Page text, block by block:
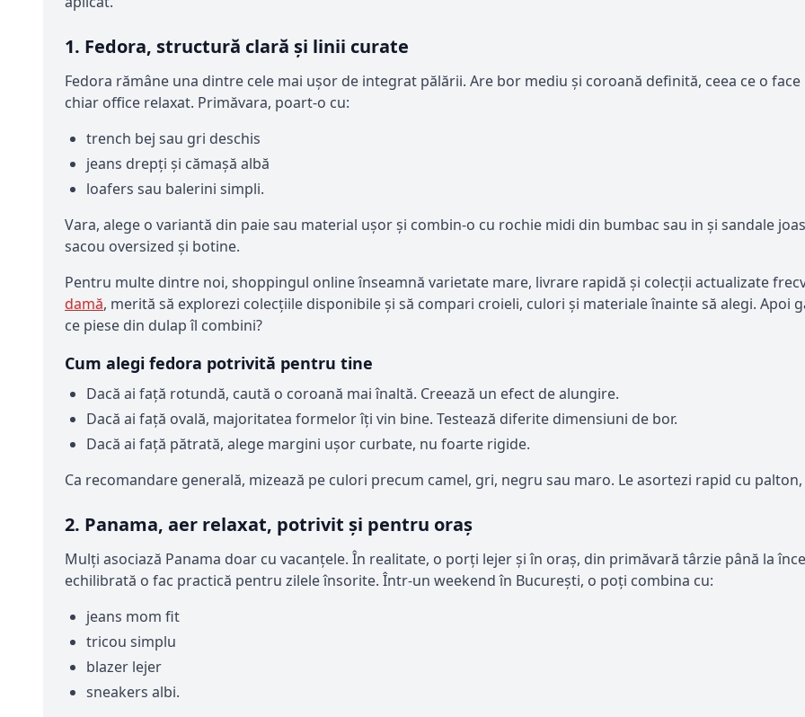
1. Fedora, structură clară și linii curate
Fedora rămâne una dintre cele mai ușor de integrat pălării. Are bor mediu și coroană definită, ceea ce o
chiar office relaxat. Primăvara, poart-o cu:
trench bej sau gri deschis
jeans drepți și cămașă albă
loafers sau balerini simpli.
Vara, alege o variantă din paie sau material ușor și combin-o cu rochie midi din bumbac sau in și sandale
sacou oversized și botine.
Pentru multe dintre noi, shoppingul online înseamnă varietate mare, livrare rapidă și colecții actualizate
damă, merită să explorezi colecțiile disponibile și să compari croieli, culori și materiale înainte să alegi. Apoi
ce piese din dulap îl combini?
Cum alegi fedora potrivită pentru tine
Dacă ai față rotundă, caută o coroană mai înaltă. Creează un efect de alungire.
Dacă ai față ovală, majoritatea formelor îți vin bine. Testează diferite dimensiuni de bor.
Dacă ai față pătrată, alege margini ușor curbate, nu foarte rigide.
Ca recomandare generală, mizează pe culori precum camel, gri, negru sau maro. Le asortezi rapid cu
2. Panama, aer relaxat, potrivit și pentru oraș
Mulți asociază Panama doar cu vacanțele. În realitate, o porți lejer și în oraș, din primăvară târzie până la
echilibrată o fac practică pentru zilele însorite. Într-un weekend în București, o poți combina cu:
jeans mom fit
tricou simplu
blazer lejer
sneakers albi.